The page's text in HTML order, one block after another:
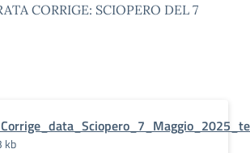
CORRIGE: SCIOPERO DEL 7
kb